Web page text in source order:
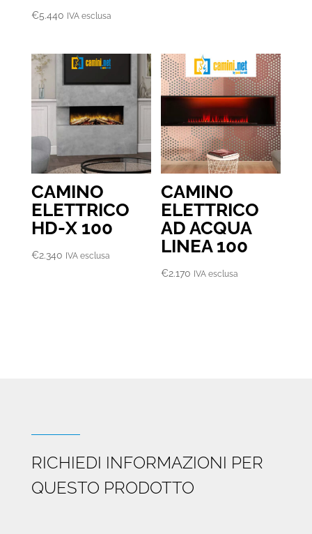
€5.440 IVA esclusa
CAMINO
ELETTRICO
HD-X 100
€2.340 IVA esclusa
CAMINO
ELETTRICO
AD ACQUA
LINEA 100
€2.170 IVA esclusa
RICHIEDI INFORMAZIONI PER
QUESTO PRODOTTO